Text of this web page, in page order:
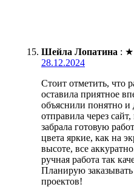
Шейла Лопатина : ★
28.12.2024
Стоит отметить, что
оставила приятное
объяснили понятно
отправила через
забрала готовую
цвета яркие, как на
высоте, все
ручная работа так
Планирую
проектов!